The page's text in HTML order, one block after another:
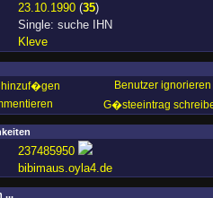
23.10.1990 (35)
Single: suche IHN
Kleve
hinzuf�gen
Benutzer ignorieren
G�steeintrag
237485950
bibimaus.oyla4.de
...